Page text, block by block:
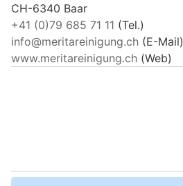
CH-6340 Baar
+41 (0)79 685 71 11 (Tel.)
info@meritareinigung.ch (E-Mail)
www.meritareinigung.ch (Web)